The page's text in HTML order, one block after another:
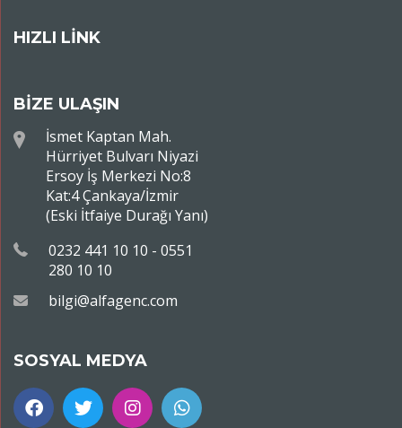
HIZLI LİNK
BİZE ULAŞIN
İsmet Kaptan Mah.
Hürriyet Bulvarı Niyazi
Ersoy İş Merkezi No:8
Kat:4 Çankaya/İzmir
(Eski İtfaiye Durağı Yanı)
0232 441 10 10 - 0551
280 10 10
bilgi@alfagenc.com
SOSYAL MEDYA